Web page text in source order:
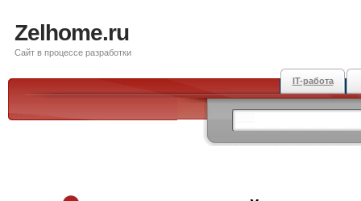
Zelhome.ru
Сайт в процессе разработки
IT-работа